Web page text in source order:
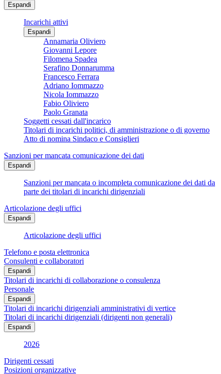
Espandi
Incarichi attivi
Espandi
Annamaria Oliviero
Giovanni Lepore
Filomena Spadea
Serafino Donnarumma
Francesco Ferrara
Adriano Iommazzo
Nicola Iommazzo
Fabio Oliviero
Paolo Granata
Soggetti cessati dall'incarico
Titolari di incarichi politici, di amministrazione o di governo
Atto di nomina Sindaco e Consiglieri
Sanzioni per mancata comunicazione dei dati
Espandi
Sanzioni per mancata o incompleta comunicazione dei dati da
parte dei titolari di incarichi dirigenziali
Articolazione degli uffici
Espandi
Articolazione degli uffici
Telefono e posta elettronica
Consulenti e collaboratori
Espandi
Titolari di incarichi di collaborazione o consulenza
Personale
Espandi
Titolari di incarichi dirigenziali amministrativi di vertice
Titolari di incarichi dirigenziali (dirigenti non generali)
Espandi
2026
Dirigenti cessati
Posizioni organizzative